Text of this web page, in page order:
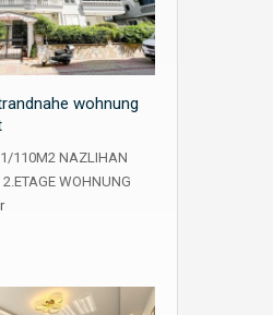
wohnung
110M2 NAZLIHAN
2.ETAGE WOHNUNG